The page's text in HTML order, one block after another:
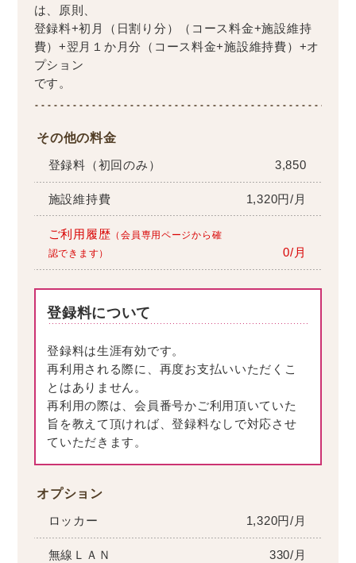
は、原則、
登録料+初月（日割り分）（コース料金+施設維持
費）+翌月１か月分（コース料金+施設維持費）+オ
プション
です。
その他の料金
登録料（初回のみ） 3,850
施設維持費 1,320円/月
ご利用履歴 （会員専用ページから確
認できます）
0/月
登録料について
登録料は生涯有効です。
再利用される際に、再度お支払いいただくこ
とはありません。
再利用の際は、会員番号かご利用頂いていた
旨を教えて頂ければ、登録料なしで対応させ
ていただきます。
オプション
ロッカー 1,320円/月
無線ＬＡＮ 330/月